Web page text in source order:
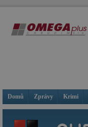
Domů Zprávy Krimi